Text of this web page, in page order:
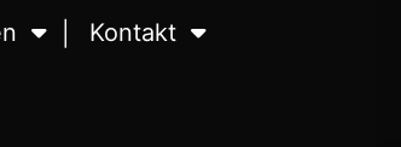
Kontakt